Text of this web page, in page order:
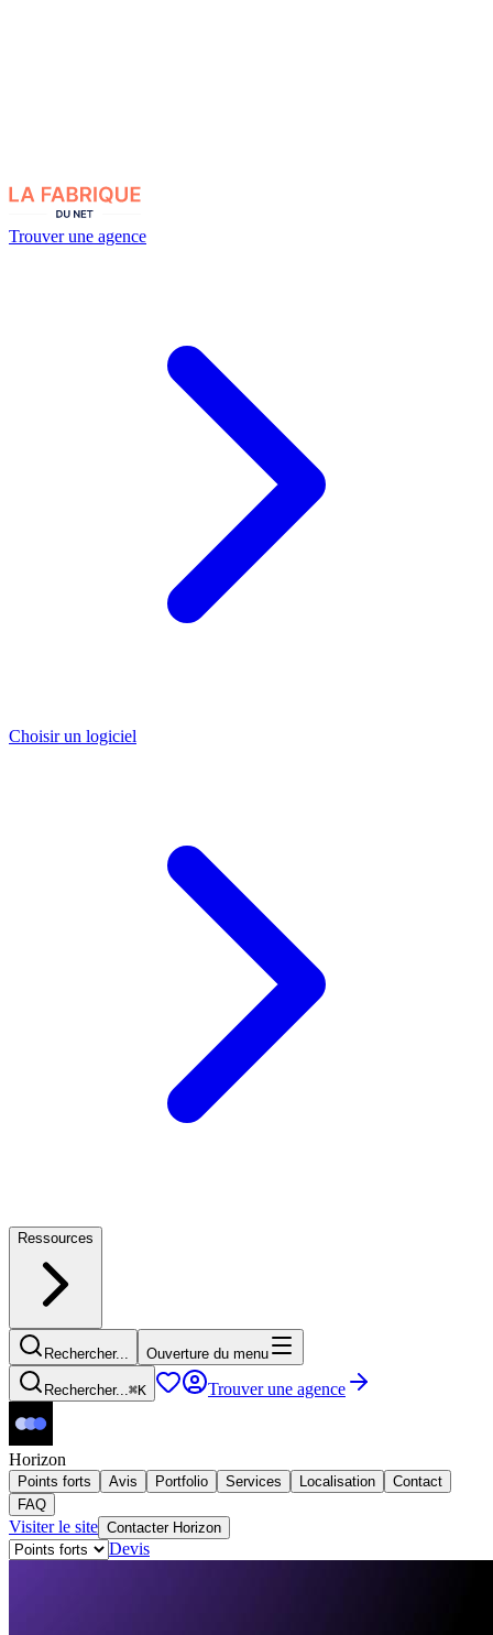
Trouver une agence
Choisir un logiciel
Ressources
Rechercher... Ouverture du menu
Rechercher...⌘K Trouver une agence
Horizon
Points forts Avis Portfolio Services Localisation
Contact
FAQ
Visiter le site Contacter Horizon
Devis